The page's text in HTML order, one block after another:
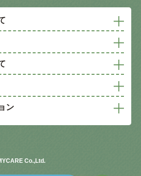
ン
Co.,Ltd.